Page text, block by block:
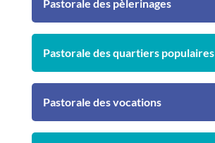
Pastorale des pèlerinages
Pastorale des quartiers populaires
Pastorale des vocations